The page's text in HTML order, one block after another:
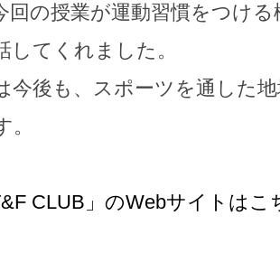
回の授業が運動習慣をつけ
してくれました。
今後も、スポーツを通した
CLUB」のWebサイトはこ